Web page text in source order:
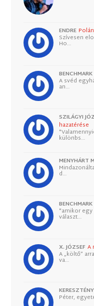
ENDRE
Szívesen
Ho…
BENCHMARK
A svéd
an…
SZILÁGYI
hazatérése
különbs…
MENYHÁRT
d…
BENCHMARK
"amikor
választ…
X. JÓZSEF A
A „költő”
va…
KERESZTÉNY
Péter,